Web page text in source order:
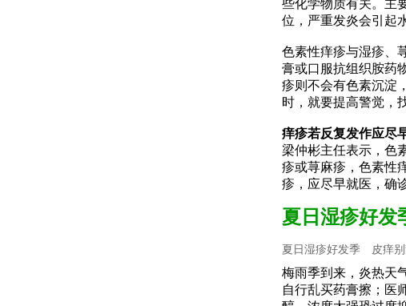
些化学物质有关。主
位，严重发炎会引起
色素性痒疹与湿疹、
膏或口服抗组织胺药
疹则不会有色素沉淀
时，就要提高警觉，
痒疹若反复发作应尽
梁仲彬主任表示，色
疹或荨麻疹，色素性
疹，应尽早就医，确
夏日湿疹好发
夏日湿疹好发季 皮痒别
梅雨季到来，炎热天
自行乱买药膏擦；医